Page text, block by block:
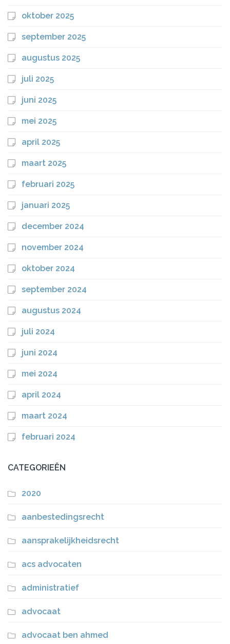
oktober 2025
september 2025
augustus 2025
juli 2025
juni 2025
mei 2025
april 2025
maart 2025
februari 2025
januari 2025
december 2024
november 2024
oktober 2024
september 2024
augustus 2024
juli 2024
juni 2024
mei 2024
april 2024
maart 2024
februari 2024
CATEGORIEËN
2020
aanbestedingsrecht
aansprakelijkheidsrecht
acs advocaten
administratief
advocaat
advocaat ben ahmed